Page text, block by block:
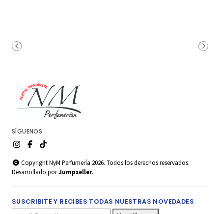
SÍGUENOS
Copyright NyM Perfumería 2026. Todos los derechos reservados.
Desarrollado porJumpseller.
SUSCRIBITE Y RECIBES TODAS NUESTRAS NOVEDADES